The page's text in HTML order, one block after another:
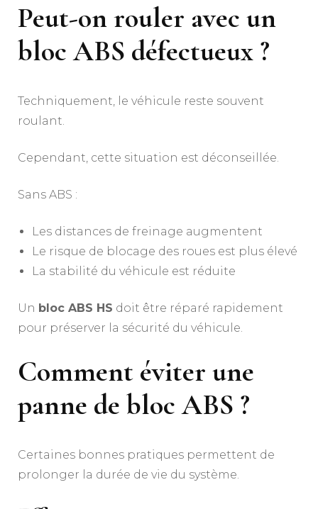
Peut-on rouler avec un
bloc ABS défectueux ?
Techniquement, le véhicule reste souvent
roulant.
Cependant, cette situation est déconseillée.
Sans ABS :
Les distances de freinage augmentent
Le risque de blocage des roues est plus élevé
La stabilité du véhicule est réduite
Un bloc ABS HS doit être réparé rapidement
pour préserver la sécurité du véhicule.
Comment éviter une
panne de bloc ABS ?
Certaines bonnes pratiques permettent de
prolonger la durée de vie du système.